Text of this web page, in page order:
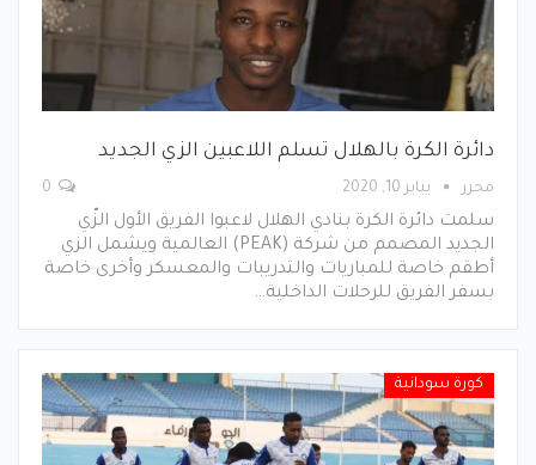
دائرة الكرة بالهلال تسلم اللاعبين الزي الجديد
محرر يناير 10, 2020
سلمت دائرة الكرة بنادي الهلال لاعبوا الفريق الأول الزّي
الجديد المصمم من شركة (PEAK) العالمية ويشمل الزي
أطقم خاصة للمباريات والتدريبات والمعسكر وأخرى خاصة
بسفر الفريق للرحلات الداخلية…
كورة سودانية